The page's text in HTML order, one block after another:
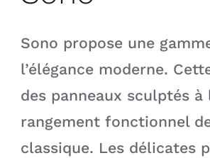
Sono propose une
l’élégance moderne.
des panneaux sculptés
rangement fonctionnel
classique. Les délicates